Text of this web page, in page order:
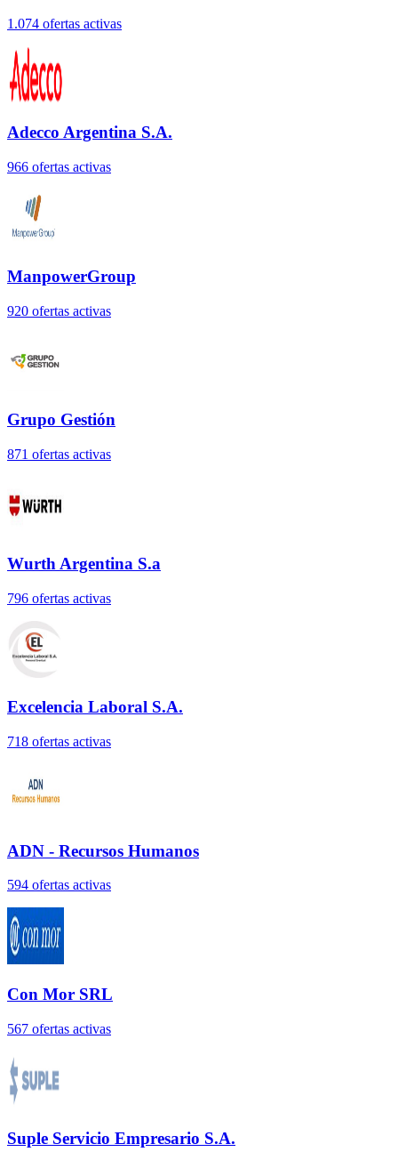
1.074 ofertas activas
Adecco Argentina S.A.
966 ofertas activas
ManpowerGroup
920 ofertas activas
Grupo Gestión
871 ofertas activas
Wurth Argentina S.a
796 ofertas activas
Excelencia Laboral S.A.
718 ofertas activas
ADN - Recursos Humanos
594 ofertas activas
Con Mor SRL
567 ofertas activas
Suple Servicio Empresario S.A.